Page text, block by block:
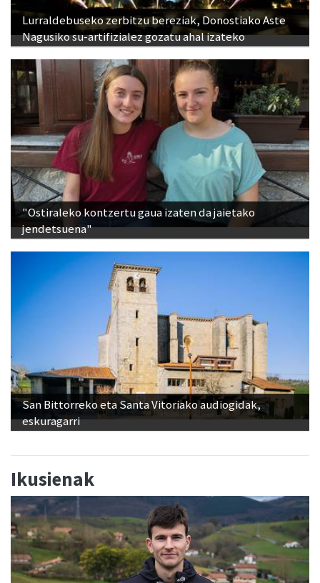
Lurraldebuseko zerbitzu bereziak, Donostiako Aste
Nagusiko su-artifizialez gozatu ahal izateko
"Ostiraleko kontzertu gaua izaten da jaietako
jendetsuena"
San Bittorreko eta Santa Vitoriako audiogidak,
eskuragarri
Ikusienak